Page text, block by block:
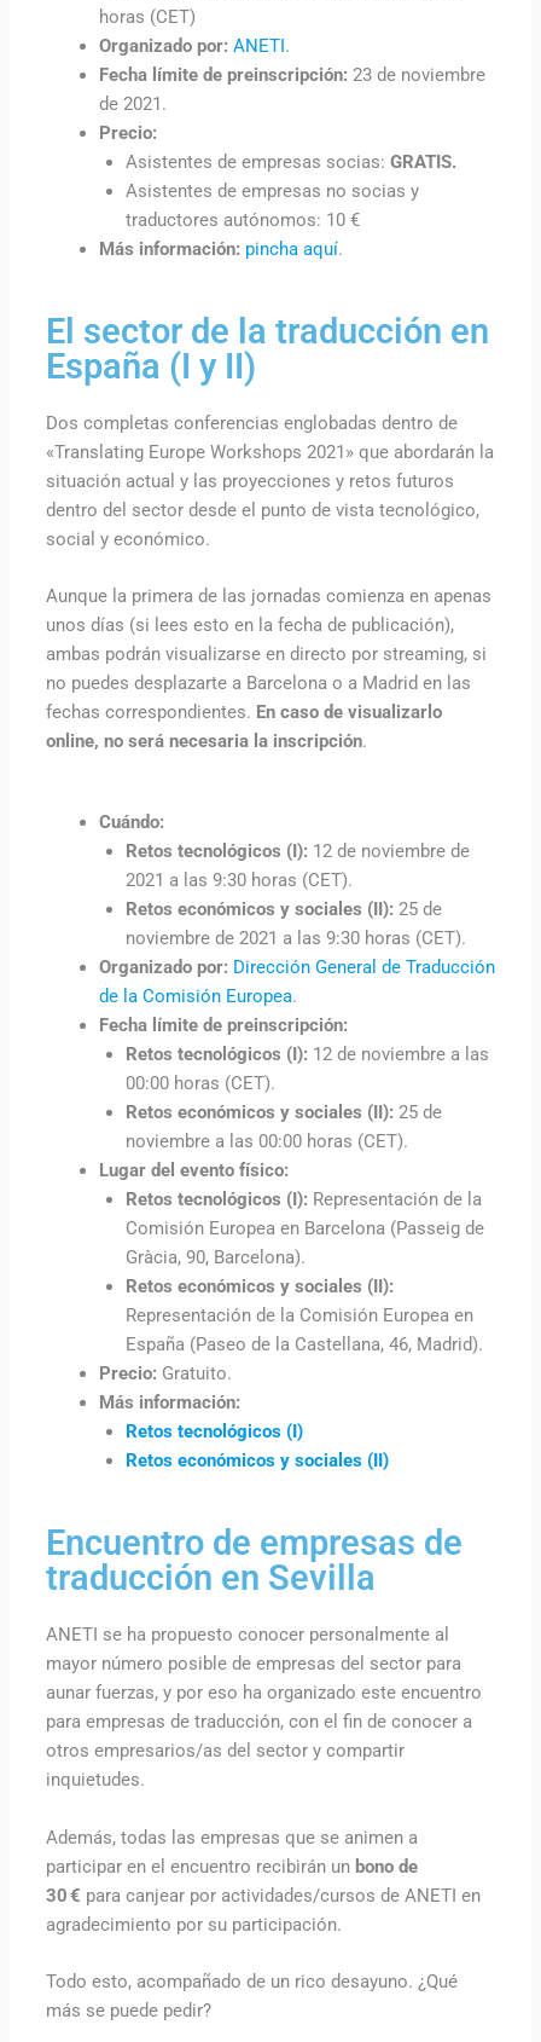
horas (CET)
Organizado por: ANETI.
Fecha límite de preinscripción: 23 de noviembre
de 2021.
Precio:
Asistentes de empresas socias: GRATIS.
Asistentes de empresas no socias y
traductores autónomos: 10 €
Más información: pincha aquí.
El sector de la traducción en
España (I y II)
Dos completas conferencias englobadas dentro de
«Translating Europe Workshops 2021» que abordarán la
situación actual y las proyecciones y retos futuros
dentro del sector desde el punto de vista tecnológico,
social y económico.
Aunque la primera de las jornadas comienza en apenas
unos días (si lees esto en la fecha de publicación),
ambas podrán visualizarse en directo por streaming, si
no puedes desplazarte a Barcelona o a Madrid en las
fechas correspondientes. En caso de visualizarlo
online, no será necesaria la inscripción.
Cuándo:
Retos tecnológicos (I): 12 de noviembre de
2021 a las 9:30 horas (CET).
Retos económicos y sociales (II): 25 de
noviembre de 2021 a las 9:30 horas (CET).
Organizado por: Dirección General de Traducción
de la Comisión Europea.
Fecha límite de preinscripción:
Retos tecnológicos (I): 12 de noviembre a las
00:00 horas (CET).
Retos económicos y sociales (II): 25 de
noviembre a las 00:00 horas (CET).
Lugar del evento físico:
Retos tecnológicos (I): Representación de la
Comisión Europea en Barcelona (Passeig de
Gràcia, 90, Barcelona).
Retos económicos y sociales (II):
Representación de la Comisión Europea en
España (Paseo de la Castellana, 46, Madrid).
Precio: Gratuito.
Más información:
Retos tecnológicos (I)
Retos económicos y sociales (II)
Encuentro de empresas de
traducción en Sevilla
ANETI se ha propuesto conocer personalmente al
mayor número posible de empresas del sector para
aunar fuerzas, y por eso ha organizado este encuentro
para empresas de traducción, con el fin de conocer a
otros empresarios/as del sector y compartir
inquietudes.
Además, todas las empresas que se animen a
participar en el encuentro recibirán un bono de
30 € para canjear por actividades/cursos de ANETI en
agradecimiento por su participación.
Todo esto, acompañado de un rico desayuno. ¿Qué
más se puede pedir?